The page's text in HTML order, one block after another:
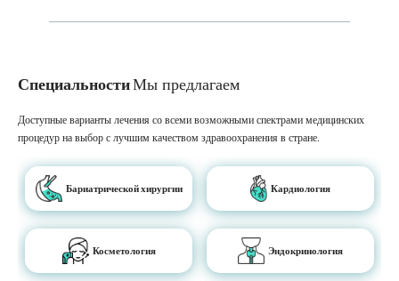
СпециальностиМы предлагаем
Доступные варианты лечения со всеми возможными спектрами медицинских
процедур на выбор с лучшим качеством здравоохранения в стране.
Бариатрической хирургии Кардиология
Косметология Эндокринология